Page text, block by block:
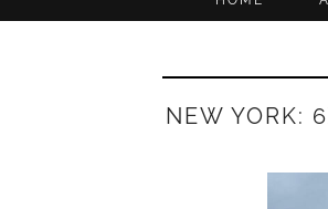
NEW YORK: